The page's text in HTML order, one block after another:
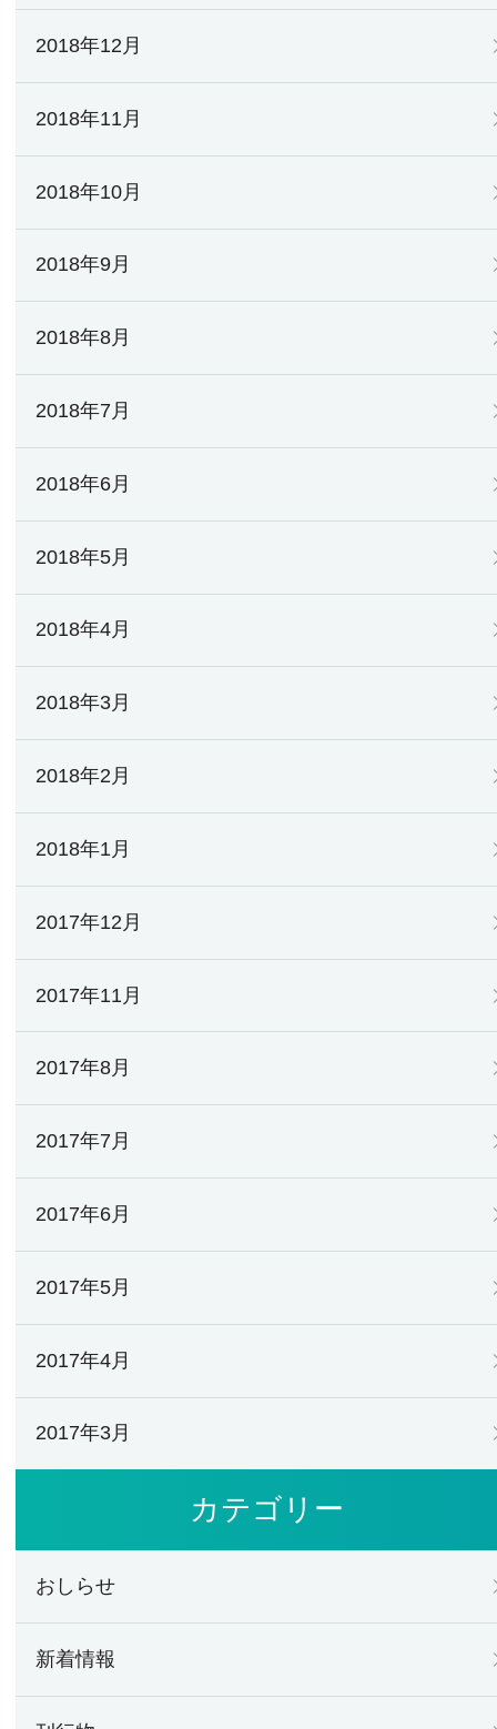
2018年12月
2018年11月
2018年10月
2018年9月
2018年8月
2018年7月
2018年6月
2018年5月
2018年4月
2018年3月
2018年2月
2018年1月
2017年12月
2017年11月
2017年8月
2017年7月
2017年6月
2017年5月
2017年4月
2017年3月
カテゴリー
おしらせ
新着情報